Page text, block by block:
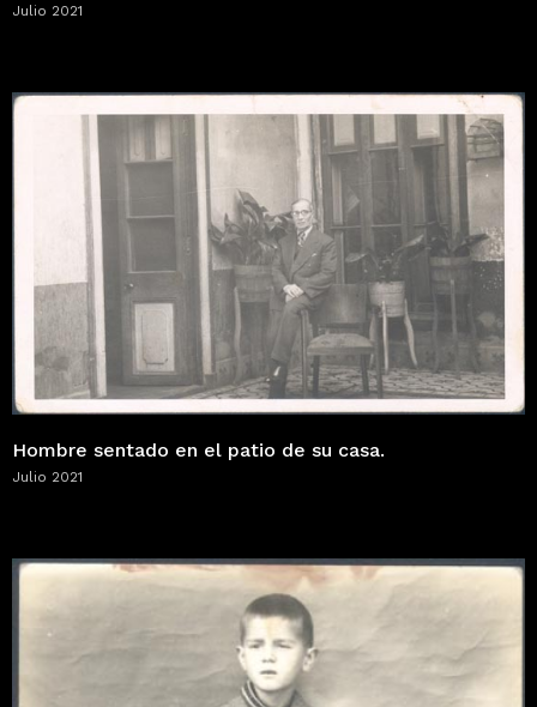
Julio 2021
Hombre sentado en el patio de su casa.
Julio 2021